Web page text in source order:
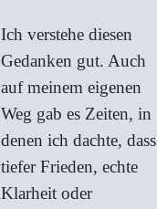
Ich verstehe diesen
Gedanken gut. Auch
auf meinem eigenen
Weg gab es Zeiten, in
denen ich dachte, dass
tiefer Frieden, echte
Klarheit oder